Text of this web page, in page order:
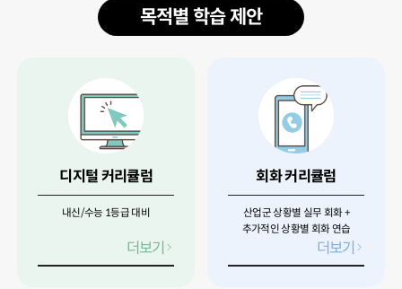
목적별 학습 제안
디지털 커리큘럼
내신/수능 1등급 대비
더보기
회화 커리큘럼
산업군 상황별 실무 회화 +
추가적인 상황별 회화 연습
더보기